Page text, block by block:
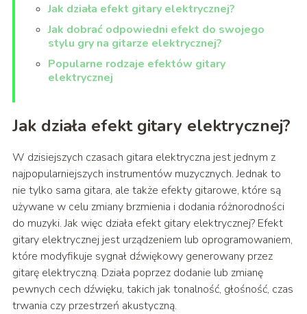
Jak działa efekt gitary elektrycznej?
Jak dobrać odpowiedni efekt do swojego
stylu gry na gitarze elektrycznej?
Popularne rodzaje efektów gitary
elektrycznej
Jak działa efekt gitary elektrycznej?
W dzisiejszych czasach gitara elektryczna jest jednym z
najpopularniejszych instrumentów muzycznych. Jednak to
nie tylko sama gitara, ale także efekty gitarowe, które są
używane w celu zmiany brzmienia i dodania różnorodności
do muzyki. Jak więc działa efekt gitary elektrycznej? Efekt
gitary elektrycznej jest urządzeniem lub oprogramowaniem,
które modyfikuje sygnał dźwiękowy generowany przez
gitarę elektryczną. Działa poprzez dodanie lub zmianę
pewnych cech dźwięku, takich jak tonalność, głośność, czas
trwania czy przestrzeń akustyczną.